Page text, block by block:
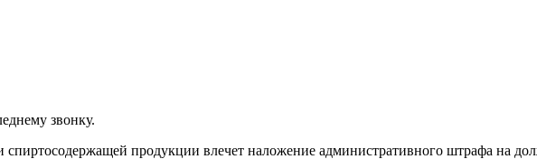
звонку.
продукции влечет наложение административного штрафа на